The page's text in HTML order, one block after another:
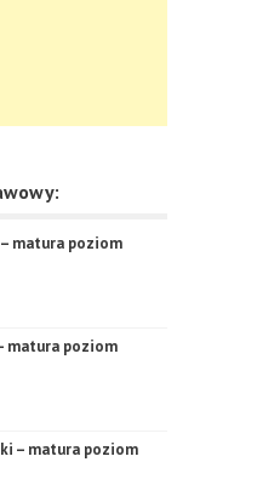
matura poziom
matura poziom
– matura poziom